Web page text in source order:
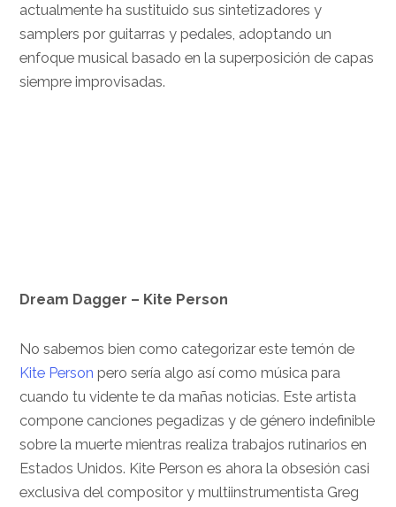
actualmente ha sustituido sus sintetizadores y
samplers por guitarras y pedales, adoptando un
enfoque musical basado en la superposición de capas
siempre improvisadas.
Dream Dagger – Kite Person
No sabemos bien como categorizar este temón de
Kite Person pero sería algo así como música para
cuando tu vidente te da mañas noticias. Este artista
compone canciones pegadizas y de género indefinible
sobre la muerte mientras realiza trabajos rutinarios en
Estados Unidos. Kite Person es ahora la obsesión casi
exclusiva del compositor y multiinstrumentista Greg